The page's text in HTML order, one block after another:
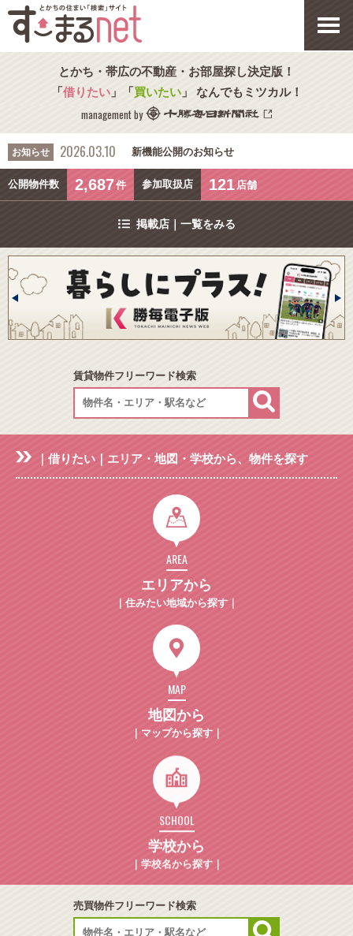
とかち・帯広の不動産・お部屋探し決定版！
「借りたい」「買いたい」 なんでもミツカル！
management by
お知らせ 2026.03.10 新機能公開のお知らせ
公開物件数 2,687件 参加取扱店 121 店舗
掲載店｜一覧をみる
賃貸物件フリーワード検索
｜借りたい｜エリア・地図・学校から、物件を探す
AREA
エリアから
｜住みたい地域から探す｜
MAP
地図から
｜マップから探す｜
SCHOOL
学校から
｜学校名から探す｜
売買物件フリーワード検索